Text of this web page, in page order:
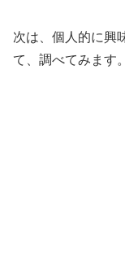
次は、個人的に興
て、調べてみます。